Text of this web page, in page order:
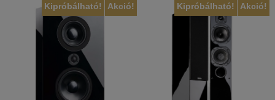
Akció!
Kipróbálható! Akció!
Kipróbálható!